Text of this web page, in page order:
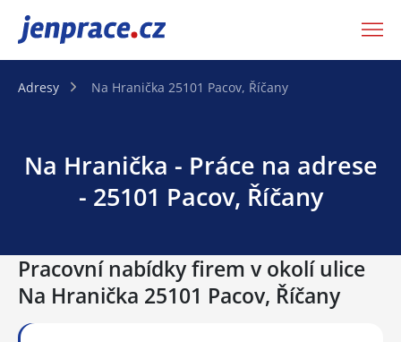
JenPráce.cz
Adresy Na Hranička 25101 Pacov, Říčany
Na Hranička - Práce na adrese
- 25101 Pacov, Říčany
Pracovní nabídky firem v okolí ulice
Na Hranička 25101 Pacov, Říčany